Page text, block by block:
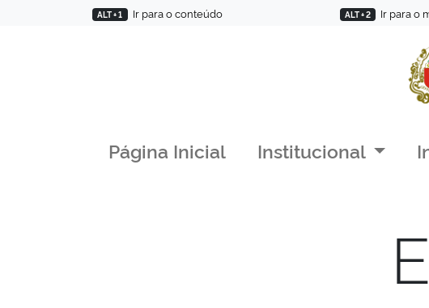
ALT + 1 Ir para o conteúdo ALT + 2 Ir para o
Página Inicial Institucional